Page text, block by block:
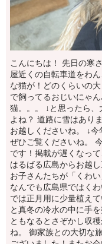
こんにちは！ 先日の寒
屋近くの自転車道をわ
な猫が！どのくらいの
で飼ってるおじいにゃ
猫。。。 ↓と思ったら
よね？ 道路に雪はあり
お越しくださいね。 ↓今
ぜひご覧くださいね。
です！掲載が遅くなっ
はるばる広島からお越
お子さんたちが「くわ
なんでも広島県ではく
では正月用に少量植え
と真冬の冷水の中に手
ともなるとさぞかし収
ね。 御家族との大切な